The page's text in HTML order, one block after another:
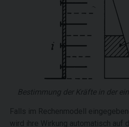
Bestimmung der Kräfte in der
Falls im Rechenmodell
wird ihre Wirkung automatisch auf